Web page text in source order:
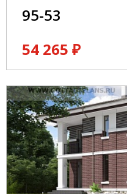
95-53
54 265 ₽